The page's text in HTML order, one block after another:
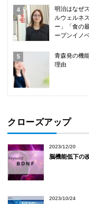
明治はなぜ
ルウェルネ
ー」「食の
ープンイノ
青森発の機
理由
クローズアップ
2023/12/20
脳機能低下の
2023/10/24